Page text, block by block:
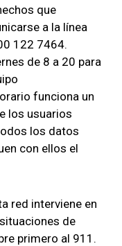
que
a la línea
122 7464.
de 8 a 20 para
funciona un
los usuarios
los datos
con ellos el
red interviene en
de
primero al 911.